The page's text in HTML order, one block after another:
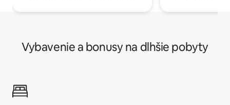
Vybavenie a bonusy na dlhšie pobyty